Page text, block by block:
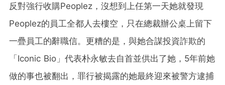
反對強行收購Peoplez，沒想到上任第一天她就發現
Peoplez的員工全都人去樓空，只在總裁辦公桌上留下
一疊員工的辭職信。更糟的是，與她合謀投資詐欺的
「Iconic Bio」代表朴永敏去自首並供出了她，5年前她
做的事也被翻出，罪行被揭露的她最終迎來被警方逮捕